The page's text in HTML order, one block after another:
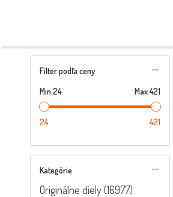
Filter podľa ceny
Min24 Max421
24 421
Kategórie
Originálne diely (16977)